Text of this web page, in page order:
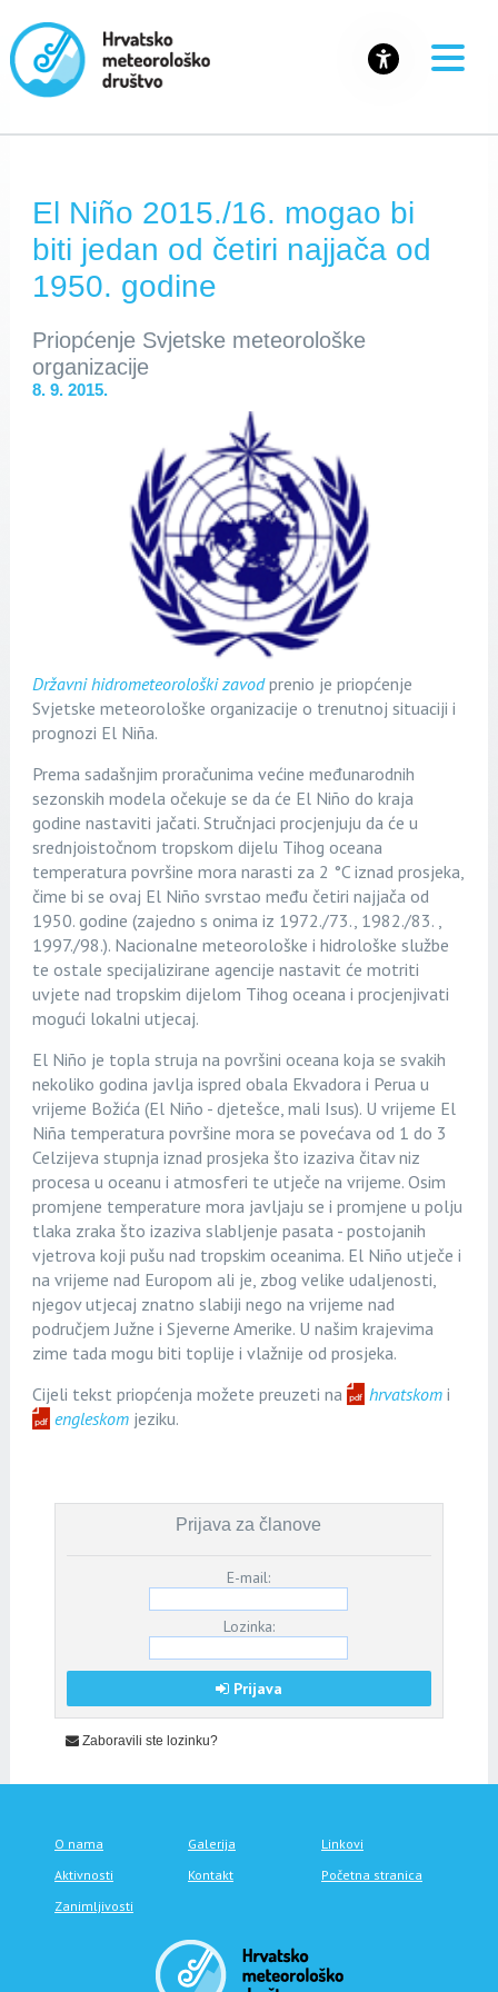
El Niño 2015./16. mogao bi
biti jedan od četiri najjača od
1950. godine
Priopćenje Svjetske meteorološke
organizacije
8. 9. 2015.
Državni hidrometeorološki zavodprenio je priopćenje
Svjetske meteorološke organizacije o trenutnoj situaciji i
prognozi El Niña.
Prema sadašnjim proračunima većine međunarodnih
sezonskih modela očekuje se da će El Niño do kraja
godine nastaviti jačati. Stručnjaci procjenjuju da će u
srednjoistočnom tropskom dijelu Tihog oceana
temperatura površine mora narasti za 2 °C iznad prosjeka,
čime bi se ovaj El Niño svrstao među četiri najjača od
1950. godine (zajedno s onima iz 1972./73., 1982./83. ,
1997./98.). Nacionalne meteorološke i hidrološke službe
te ostale specijalizirane agencije nastavit će motriti
uvjete nad tropskim dijelom Tihog oceana i procjenjivati
mogući lokalni utjecaj.
El Niño je topla struja na površini oceana koja se svakih
nekoliko godina javlja ispred obala Ekvadora i Perua u
vrijeme Božića (El Niño - djetešce, mali Isus). U vrijeme El
Niña temperatura površine mora se povećava od 1 do 3
Celzijeva stupnja iznad prosjeka što izaziva čitav niz
procesa u oceanu i atmosferi te utječe na vrijeme. Osim
promjene temperature mora javljaju se i promjene u polju
tlaka zraka što izaziva slabljenje pasata - postojanih
vjetrova koji pušu nad tropskim oceanima. El Niño utječe i
na vrijeme nad Europom ali je, zbog velike udaljenosti,
njegov utjecaj znatno slabiji nego na vrijeme nad
područjem Južne i Sjeverne Amerike. U našim krajevima
zime tada mogu biti toplije i vlažnije od prosjeka.
Cijeli tekst priopćenja možete preuzeti na
hrvatskomi
engleskomjeziku.
Prijava za članove
E-mail:
Lozinka:
Prijava
Zaboravili ste lozinku?
O nama Galerija
Linkovi
Aktivnosti
Kontakt
Početna stranica
Zanimljivosti